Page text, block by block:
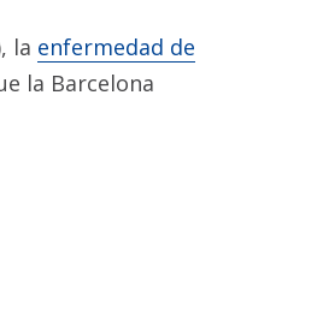
la enfermedad de
la Barcelona